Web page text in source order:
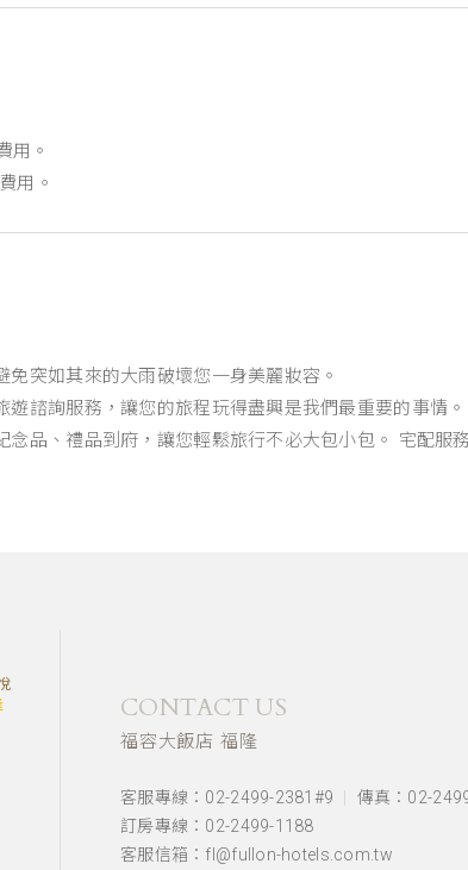
用。
用。
突如其來的大雨破壞您一身美麗妝容。
諮詢服務，讓您的旅程玩得盡興是我們最重要的事情。
品、禮品到府，讓您輕鬆旅行不必大包小包。 宅配服
CONTACT US
福容大飯店 福隆
客服專線：02-2499-2381#9
傳真：02-
訂房專線：02-2499-1188
客服信箱：fl@fullon-hotels.com.tw